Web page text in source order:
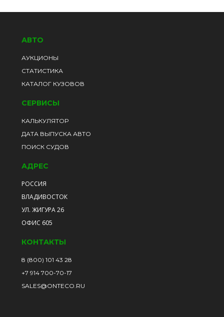
АВТО
АУКЦИОНЫ
СТАТИСТИКА
КАТАЛОГ КУЗОВОВ
СЕРВИСЫ
КАЛЬКУЛЯТОР
ДАТА ВЫПУСКА АВТО
ПОИСК СУДОВ
АДРЕС
РОССИЯ
ВЛАДИВОСТОК
УЛ. ЖИГУРА 26
ОФИС 605
КОНТАКТЫ
8 (800) 101 43 28
+7 914 700-70-17
SALES@ONTECO.RU